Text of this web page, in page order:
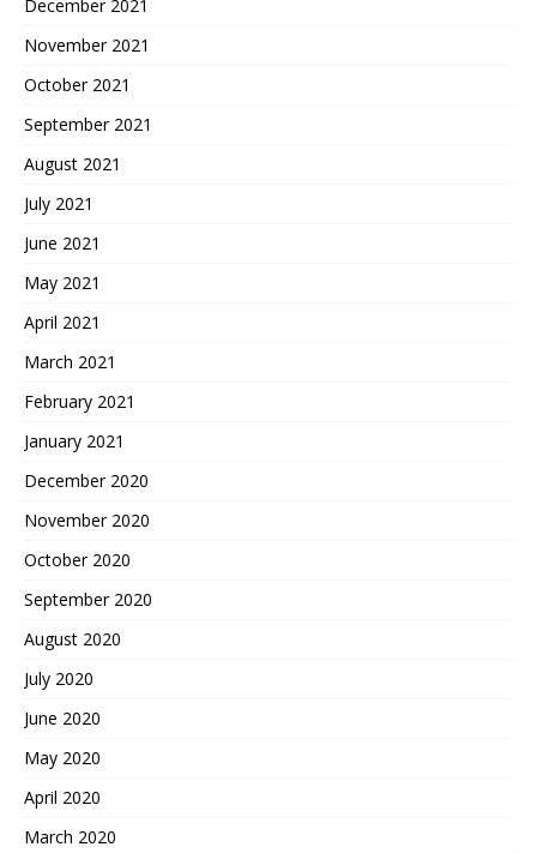
December 2021
November 2021
October 2021
September 2021
August 2021
July 2021
June 2021
May 2021
April 2021
March 2021
February 2021
January 2021
December 2020
November 2020
October 2020
September 2020
August 2020
July 2020
June 2020
May 2020
April 2020
March 2020